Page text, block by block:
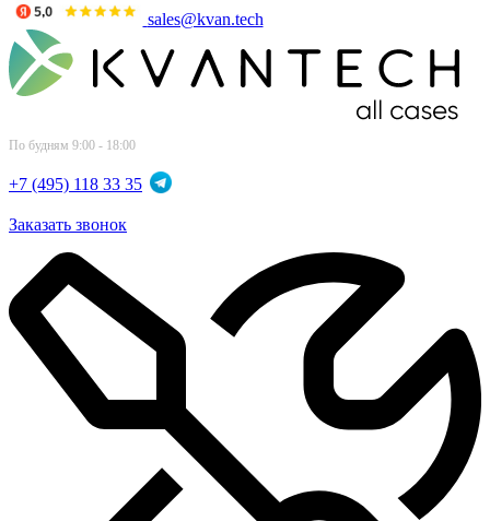
sales@kvan.tech
По будням 9:00 - 18:00
+7 (495) 118 33 35
Заказать звонок